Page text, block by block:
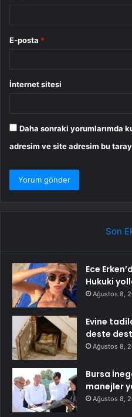
E-posta *
İnternet sitesi
Daha sonraki yorumlarımda
adresim ve site adresim bu
Son
Ece
Hukuki
Ağustos 8,
Evine
deste
Ağustos 8,
Bursa
manejler
Ağustos 8,